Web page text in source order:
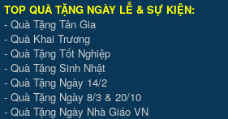
TOP QUÀ TẶNG NGÀY LỄ & SỰ KIỆN:
- Quà Tặng Tân Gia
- Quà Khai Trương
- Quà Tặng Tốt Nghiệp
- Quà Tặng Sinh Nhật
- Quà Tặng Ngày 14/2
- Quà Tặng Ngày 8/3 & 20/10
- Quà Tặng Ngày Nhà Giáo VN